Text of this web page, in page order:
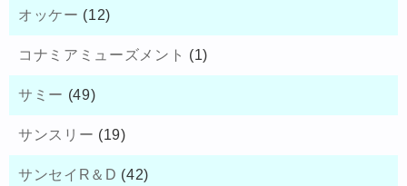
オッケー (12)
コナミアミューズメント (1)
サミー (49)
サンスリー (19)
サンセイR＆D (42)